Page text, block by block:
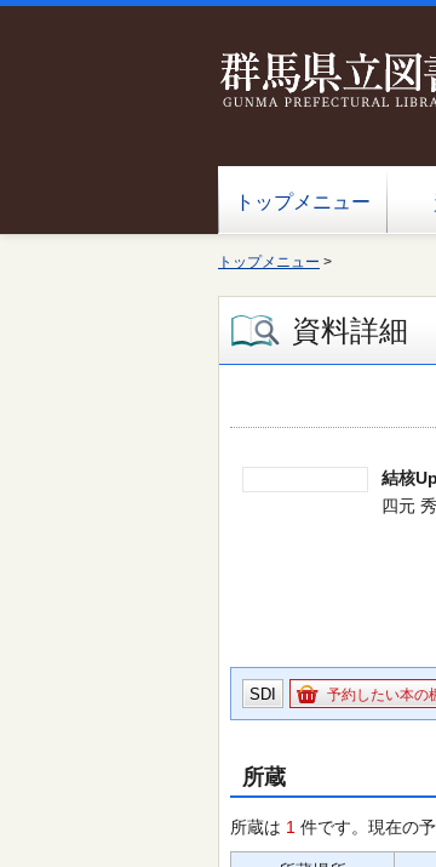
トップメニュー
トップメニュー >
資料詳細
結核
四元
SDI 予約したい本の
所蔵
所蔵は 1 件です。現在の